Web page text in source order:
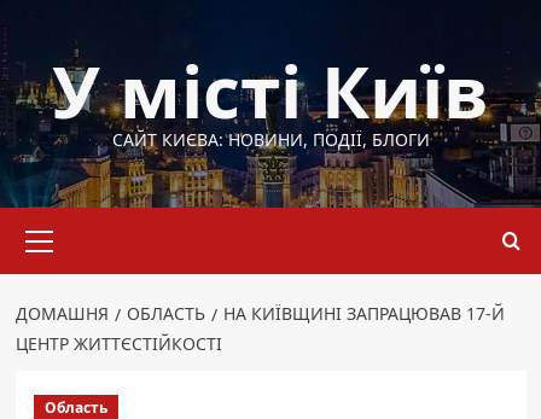
до
вмістуУ місті Київ
САЙТ КИЄВА: НОВИНИ, ПОДІЇ, БЛОГИ
меню
ДОМАШНЯ ОБЛАСТЬ
НА КИЇВЩИНІ ЗАПРАЦЮВАВ 17-Й
ЦЕНТР ЖИТТЄСТІЙКОСТІ
Область